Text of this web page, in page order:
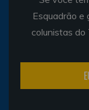
Esquadrão
colunistas do